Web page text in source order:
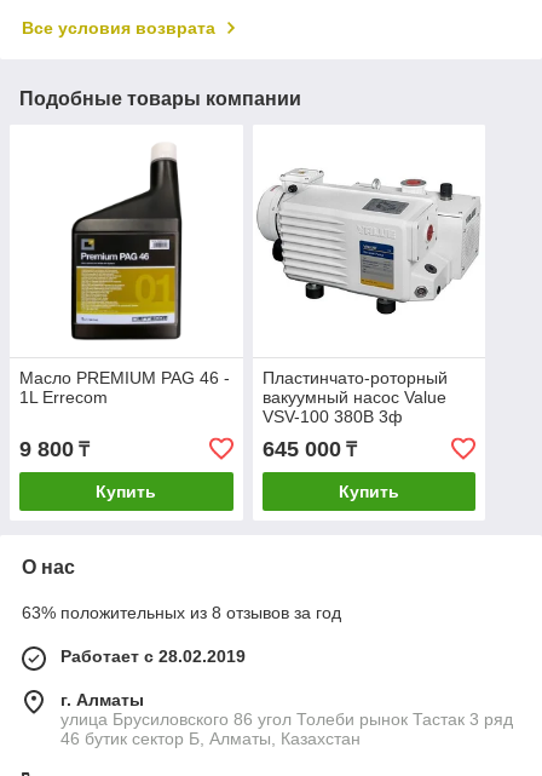
Все условия возврата
Подобные товары компании
Масло PREMIUM PAG 46 -
1L Errecom
9 800 ₸
Купить
Пластинчато-роторный
вакуумный насос Value
VSV-100 380В 3ф
645 000₸
Купить
О нас
63% положительных из 8 отзывов за год
Работает с 28.02.2019
г. Алматы
улица Брусиловского 86 угол Толеби рынок Тастак 3 ряд
46 бутик сектор Б, Алматы, Казахстан